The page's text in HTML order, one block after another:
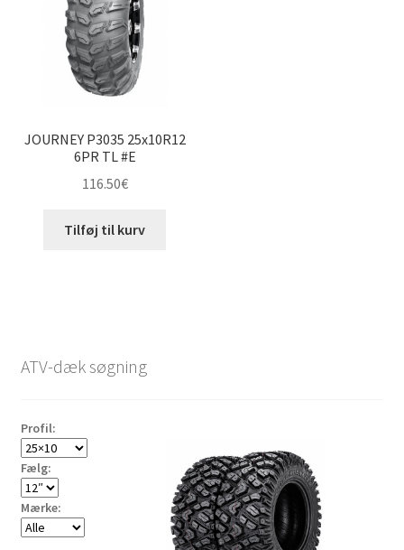
JOURNEY P3035 25x10R12
6PR TL #E
116.50€
Tilføj til kurv
ATV-dæk søgning
Profil:
Fælg:
Mærke: